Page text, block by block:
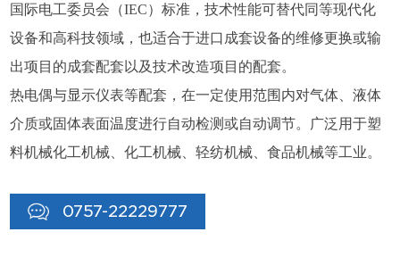
国际电工委员会（IEC）标准，技术性能可替代同等现代化
设备和高科技领域，也适合于进口成套设备的维修更换或输
出项目的成套配套以及技术改造项目的配套。
热电偶与显示仪表等配套，在一定使用范围内对气体、液体
介质或固体表面温度进行自动检测或自动调节。广泛用于塑
料机械化工机械、化工机械、轻纺机械、食品机械等工业。
0757-22229777